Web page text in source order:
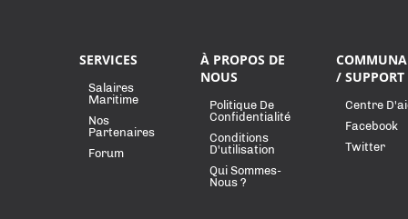
SERVICES
Salaires
Maritime
Nos
Partenaires
Forum
À PROPOS DE
NOUS
Politique De
Confidentialité
Conditions
D'utilisation
Qui Sommes-
Nous ?
/ SUPPORT
Centre
Facebook
Twitter